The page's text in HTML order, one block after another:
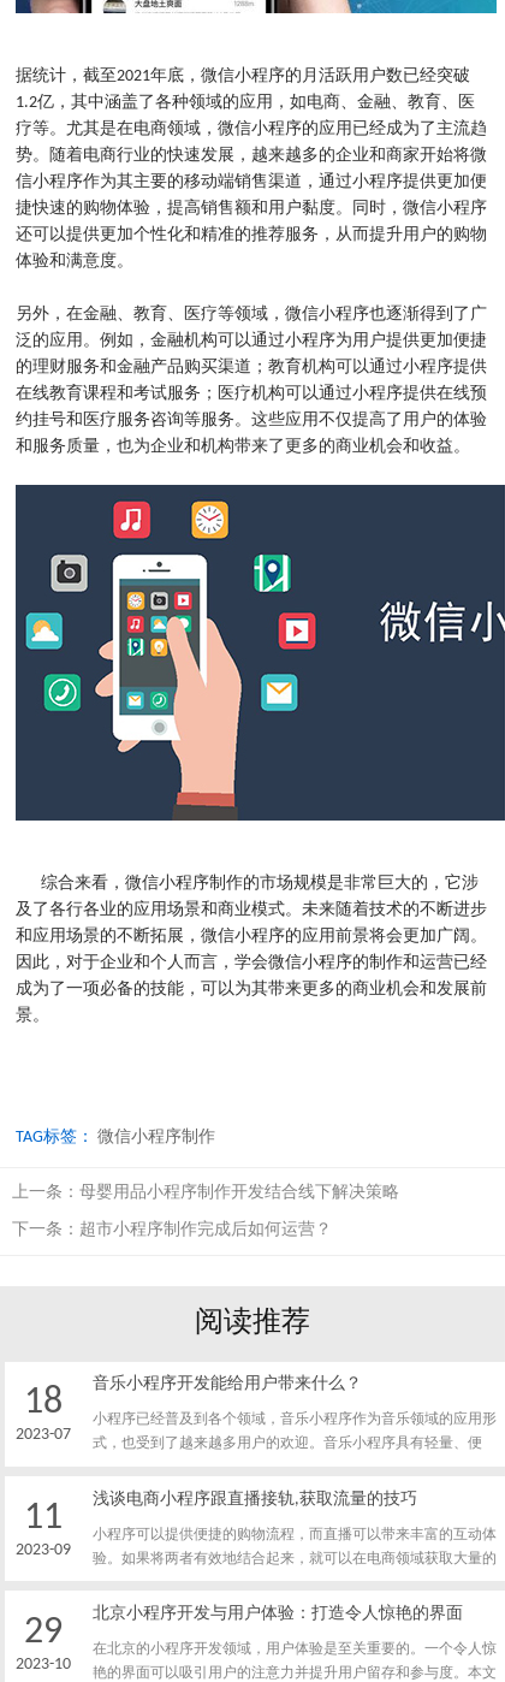
据统计，截至2021年底，微信小程序的月活跃用户数已经突破
1.2亿，其中涵盖了各种领域的应用，如电商、金融、教育、医
疗等。尤其是在电商领域，微信小程序的应用已经成为了主流趋
势。随着电商行业的快速发展，越来越多的企业和商家开始将微
信小程序作为其主要的移动端销售渠道，通过小程序提供更加便
捷快速的购物体验，提高销售额和用户黏度。同时，微信小程序
还可以提供更加个性化和精准的推荐服务，从而提升用户的购物
体验和满意度。
另外，在金融、教育、医疗等领域，微信小程序也逐渐得到了广
泛的应用。例如，金融机构可以通过小程序为用户提供更加便捷
的理财服务和金融产品购买渠道；教育机构可以通过小程序提供
在线教育课程和考试服务；医疗机构可以通过小程序提供在线预
约挂号和医疗服务咨询等服务。这些应用不仅提高了用户的体验
和服务质量，也为企业和机构带来了更多的商业机会和收益。
综合来看，微信小程序制作的市场规模是非常巨大的，它涉
及了各行各业的应用场景和商业模式。未来随着技术的不断进步
和应用场景的不断拓展，微信小程序的应用前景将会更加广阔。
因此，对于企业和个人而言，学会微信小程序的制作和运营已经
成为了一项必备的技能，可以为其带来更多的商业机会和发展前
景。
TAG标签： 微信小程序制作
上一条： 母婴用品小程序制作开发结合线下解决策略
下一条： 超市小程序制作完成后如何运营？
阅读推荐
18
2023-07
音乐小程序开发能给用户带来什么？
小程序已经普及到各个领域，音乐小程序作为音乐领域的应用形
式，也受到了越来越多用户的欢迎。音乐小程序具有轻量、便
11
2023-09
浅谈电商小程序跟直播接轨,获取流量的技巧
小程序可以提供便捷的购物流程，而直播可以带来丰富的互动体
验。如果将两者有效地结合起来，就可以在电商领域获取大量的
29
2023-10
北京小程序开发与用户体验：打造令人惊艳的界面
在北京的小程序开发领域，用户体验是至关重要的。一个令人惊
艳的界面可以吸引用户的注意力并提升用户留存和参与度。本文